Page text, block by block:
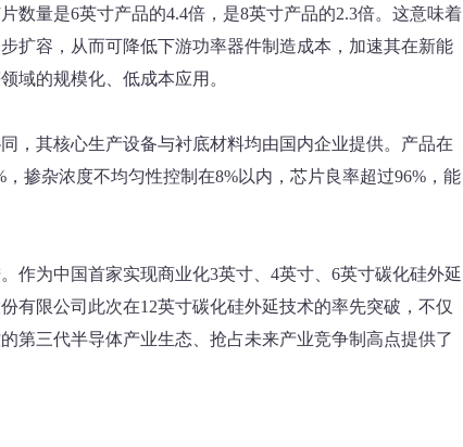
数量是6英寸产品的4.4倍，是8英寸产品的2.3倍。这意味着
扩容，从而可降低下游功率器件制造成本，加速其在新能
域的规模化、低成本应用。
，其核心生产设备与衬底材料均由国内企业提供。产品在
掺杂浓度不均匀性控制在8%以内，芯片良率超过96%，能
作为中国首家实现商业化3英寸、4英寸、6英寸碳化硅外延
有限公司此次在12英寸碳化硅外延技术的率先突破，不仅
第三代半导体产业生态、抢占未来产业竞争制高点提供了